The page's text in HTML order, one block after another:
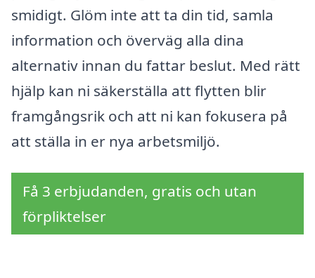
smidigt. Glöm inte att ta din tid, samla
information och överväg alla dina
alternativ innan du fattar beslut. Med rätt
hjälp kan ni säkerställa att flytten blir
framgångsrik och att ni kan fokusera på
att ställa in er nya arbetsmiljö.
Få 3 erbjudanden, gratis och utan
förpliktelser